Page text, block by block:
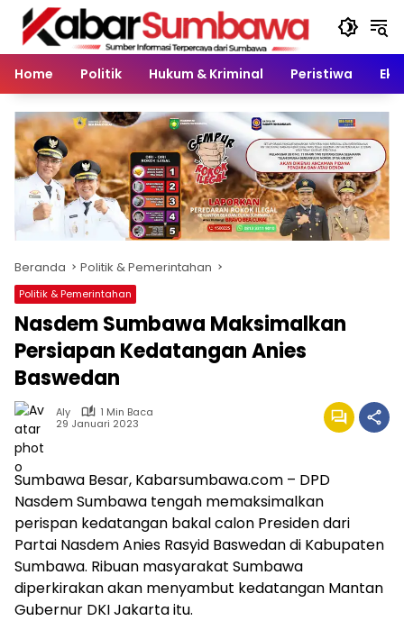
Langsung
konten
Home
Politik Hukum & Kriminal Peristiwa
Beranda Politik & Pemerintahan
Politik & Pemerintahan
Nasdem Sumbawa Maksimalkan
Persiapan Kedatangan Anies
Baswedan
Aly
1 Min Baca
29 Januari 2023
Sumbawa Besar, Kabarsumbawa.com – DPD
Nasdem Sumbawa tengah memaksimalkan
perispan kedatangan bakal calon Presiden dari
Partai Nasdem Anies Rasyid Baswedan di Kabupaten
Sumbawa. Ribuan masyarakat Sumbawa
diperkirakan akan menyambut kedatangan Mantan
Gubernur DKI Jakarta itu.